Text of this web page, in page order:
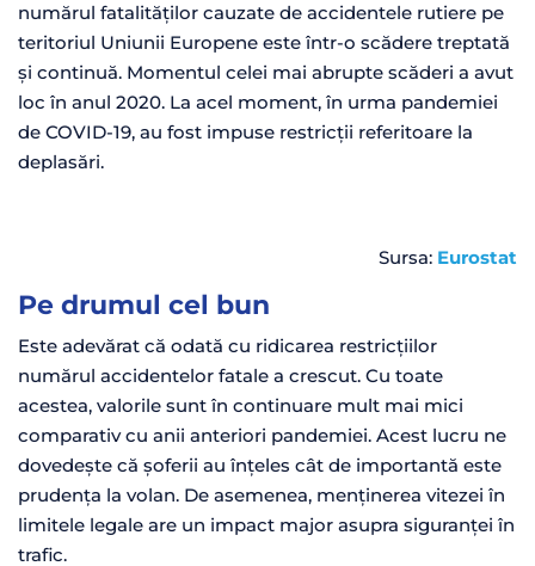
numărul fatalităților cauzate de accidentele rutiere pe
teritoriul Uniunii Europene este într-o scădere treptată
și continuă. Momentul celei mai abrupte scăderi a avut
loc în anul 2020. La acel moment, în urma pandemiei
de COVID-19, au fost impuse restricții referitoare la
deplasări.
Sursa: Eurostat
Pe drumul cel bun
Este adevărat că odată cu ridicarea restricțiilor
numărul accidentelor fatale a crescut. Cu toate
acestea, valorile sunt în continuare mult mai mici
comparativ cu anii anteriori pandemiei. Acest lucru ne
dovedește că șoferii au înțeles cât de importantă este
prudența la volan. De asemenea, menținerea vitezei în
limitele legale are un impact major asupra siguranței în
trafic.